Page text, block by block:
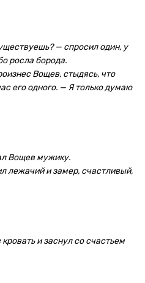
— спросил один, у
росла борода.
Вощев, стыдясь, что
его одного. — Я только думаю
Вощев мужику.
лежачий и замер, счастливый,
и заснул со счастьем